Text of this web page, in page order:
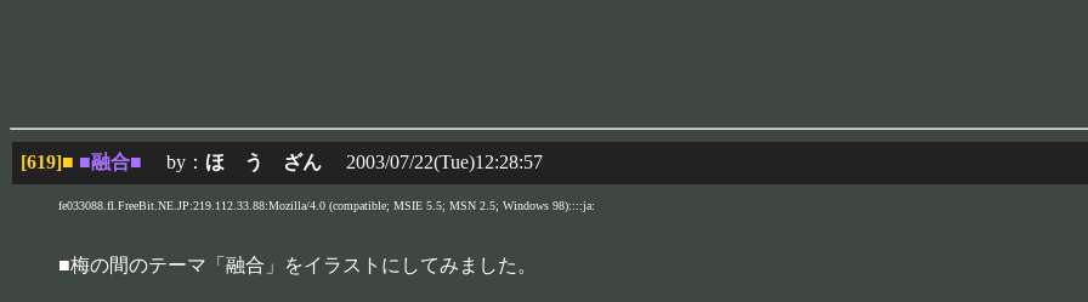
[619]■ ■融合■ by： ほ う ざん 2003/07/22(Tue)12:28:57
fe033088.fl.FreeBit.NE.JP:219.112.33.88:Mozilla/4.0 (compatible; MSIE 5.5; MSN 2.5; Windows 98)::::ja:
■梅の間のテーマ「融合」をイラストにしてみました。